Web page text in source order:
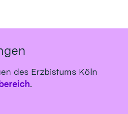
des Erzbistums Köln
.